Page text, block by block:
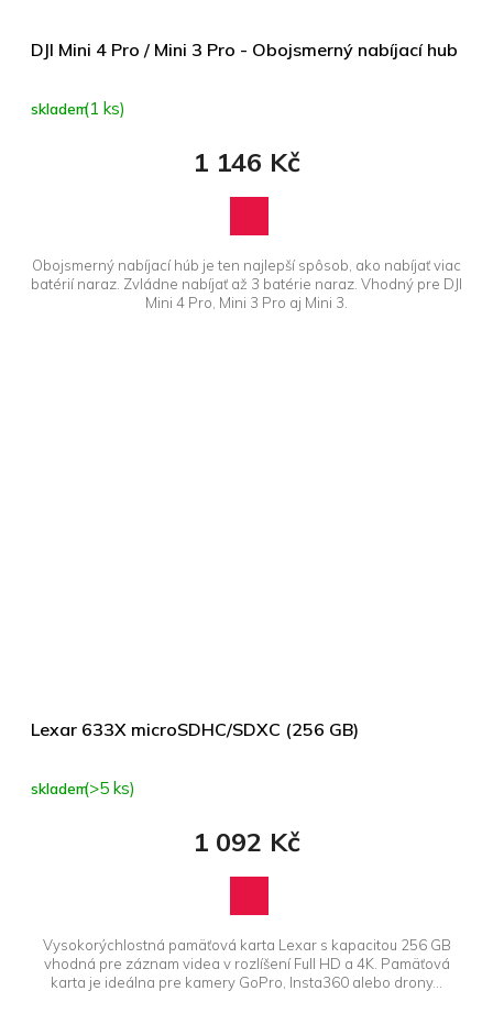
DJI Mini 4 Pro / Mini 3 Pro - Obojsmerný nabíjací hub
skladem(1 ks)
1 146 Kč
Obojsmerný nabíjací húb je ten najlepší spôsob, ako nabíjať viac
batérií naraz. Zvládne nabíjať až 3 batérie naraz. Vhodný pre DJI
Mini 4 Pro, Mini 3 Pro aj Mini 3.
Lexar 633X microSDHC/SDXC (256 GB)
skladem(>5 ks)
1 092 Kč
Vysokorýchlostná pamäťová karta Lexar s kapacitou 256 GB
vhodná pre záznam videa v rozlíšení Full HD a 4K. Pamäťová
karta je ideálna pre kamery GoPro, Insta360 alebo drony...